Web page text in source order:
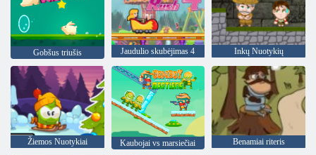
Gobšus triušis Jaudulio skubėjimas 4 Inkų Nuotykių
Žiemos Nuotykiai Kaubojai vs marsiečiai Benamiai riteris